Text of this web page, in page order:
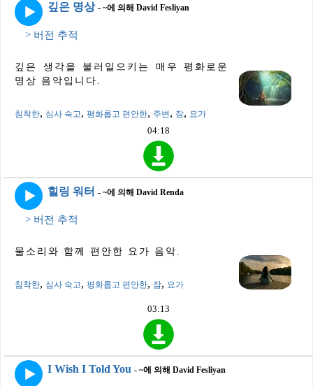
깊은 명상 - ~에 의해 David Fesliyan
> 버전 추적
깊은 생각을 불러일으키는 매우 평화로운
명상 음악입니다.
침착한, 심사 숙고, 평화롭고 편안한, 주변 , 잠, 요가
04:18
힐링 워터 - ~에 의해 David Renda
> 버전 추적
물소리와 함께 편안한 요가 음악.
침착한, 심사 숙고 , 평화롭고 편안한, 잠, 요가
03:13
I Wish I Told You - ~에 의해 David Fesliyan